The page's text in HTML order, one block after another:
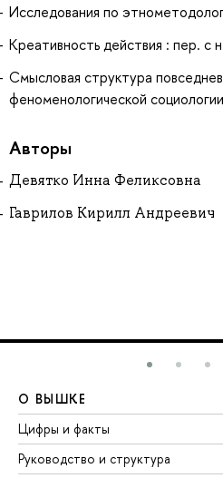
Исследования по
Креативность действия : пер. с
Смысловая структура
феноменологической
Авторы
Девятко Инна Феликсовна
Гаврилов Кирилл Андреевич
О ВЫШКЕ
Цифры и факты
Руководство и структура